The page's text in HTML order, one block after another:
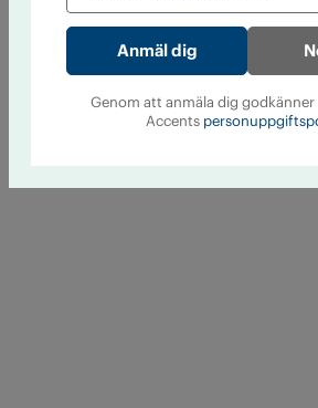
Genom att anmäla dig
Accents